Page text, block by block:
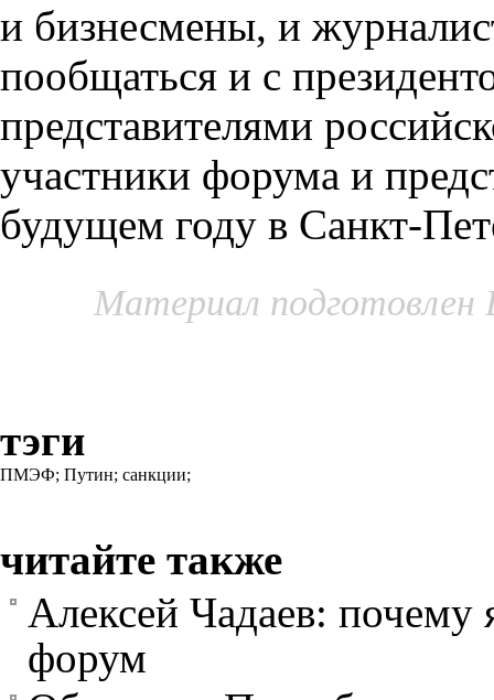
и бизнесмены, и
пообщаться и с
представителями
участники форума и
будущем году в Санкт-
Материал подготовлен
тэги
ПМЭФ; Путин; санкции;
читайте также
Алексей Чадаев: почему
форум